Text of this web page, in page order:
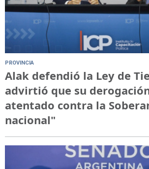
PROVINCIA
Alak defendió la Ley de
advirtió que su
atentado contra la
nacional"